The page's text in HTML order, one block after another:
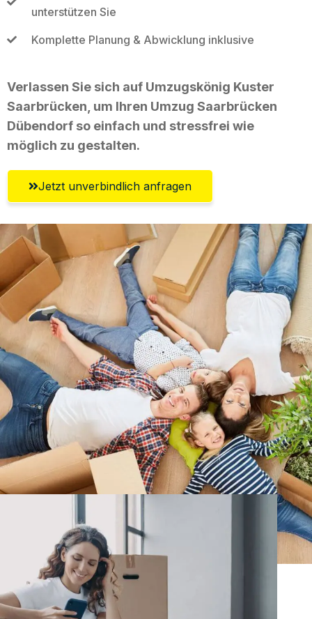
unterstützen Sie
Komplette Planung & Abwicklung inklusive
Verlassen Sie sich auf Umzugskönig Kuster
Saarbrücken, um Ihren Umzug Saarbrücken
Dübendorf so einfach und stressfrei wie
möglich zu gestalten.
Jetzt unverbindlich anfragen